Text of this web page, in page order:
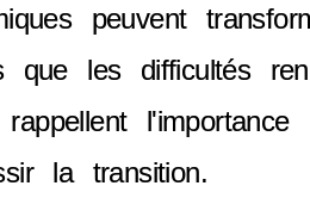
peuvent
que les difficultés
l'importance
la transition.